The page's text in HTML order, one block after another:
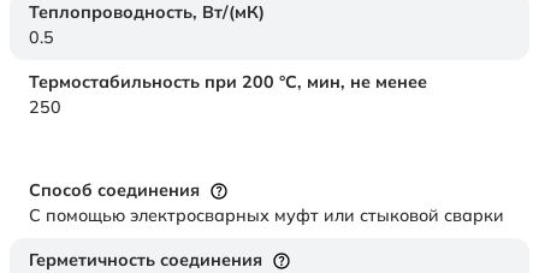
Теплопроводность, Вт/(мК)
0.5
Термостабильность при 200 °С, мин, не менее
250
Способ соединения
С помощью электросварных муфт или стыковой сварки
Герметичность соединения